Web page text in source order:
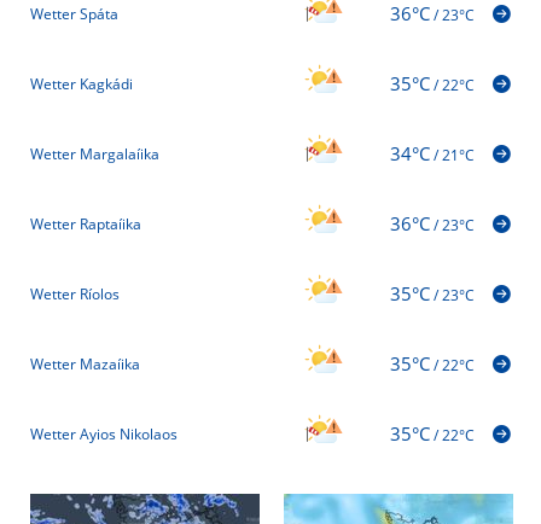
Wetter Spáta 36°C/23°C
Wetter Kagkádi 35°C/22°C
Wetter Margalaíika 34°C/21°C
Wetter Raptaíika 36°C/23°C
Wetter Ríolos 35°C/23°C
Wetter Mazaíika 35°C/22°C
Wetter Ayios Nikolaos 35°C/22°C